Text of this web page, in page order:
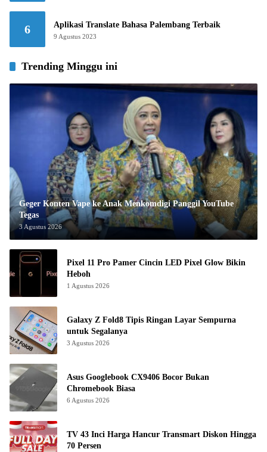
6 Aplikasi Translate Bahasa Palembang Terbaik
9 Agustus 2023
Trending Minggu ini
Geger Konten Vape ke Anak Menkomdigi Panggil YouTube
Tegas
3 Agustus 2026
Pixel 11 Pro Pamer Cincin LED Pixel Glow Bikin
Heboh
1 Agustus 2026
Galaxy Z Fold8 Tipis Ringan Layar Sempurna
untuk Segalanya
3 Agustus 2026
Asus Googlebook CX9406 Bocor Bukan
Chromebook Biasa
6 Agustus 2026
TV 43 Inci Harga Hancur Transmart Diskon Hingga
70 Persen